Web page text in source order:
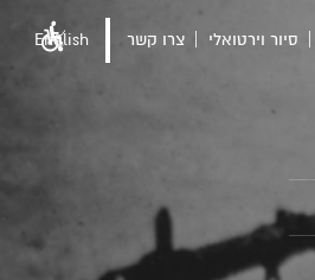
סיור וירטואלי צרו קשר English